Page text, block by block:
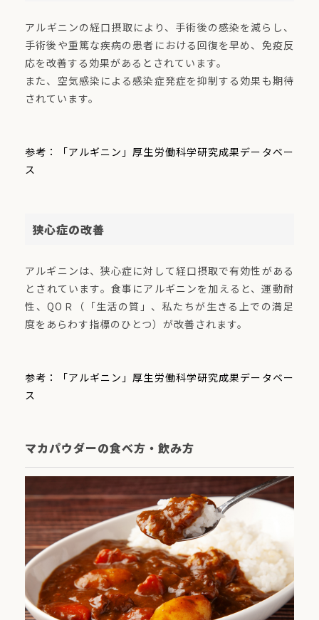
アルギニンの経口摂取により、手術後の感染を減らし、
手術後や重篤な疾病の患者における回復を早め、免疫反
応を改善する効果があるとされています。
また、空気感染による感染症発症を抑制する効果も期待
されています。
参考：「アルギニン」厚生労働科学研究成果データベー
ス
狭心症の改善
アルギニンは、狭心症に対して経口摂取で有効性がある
とされています。食事にアルギニンを加えると、運動耐
性、QOＲ（「生活の質」、私たちが生きる上での満足
度をあらわす指標のひとつ）が改善されます。
参考：「アルギニン」厚生労働科学研究成果データベー
ス
マカパウダーの食べ方・飲み方